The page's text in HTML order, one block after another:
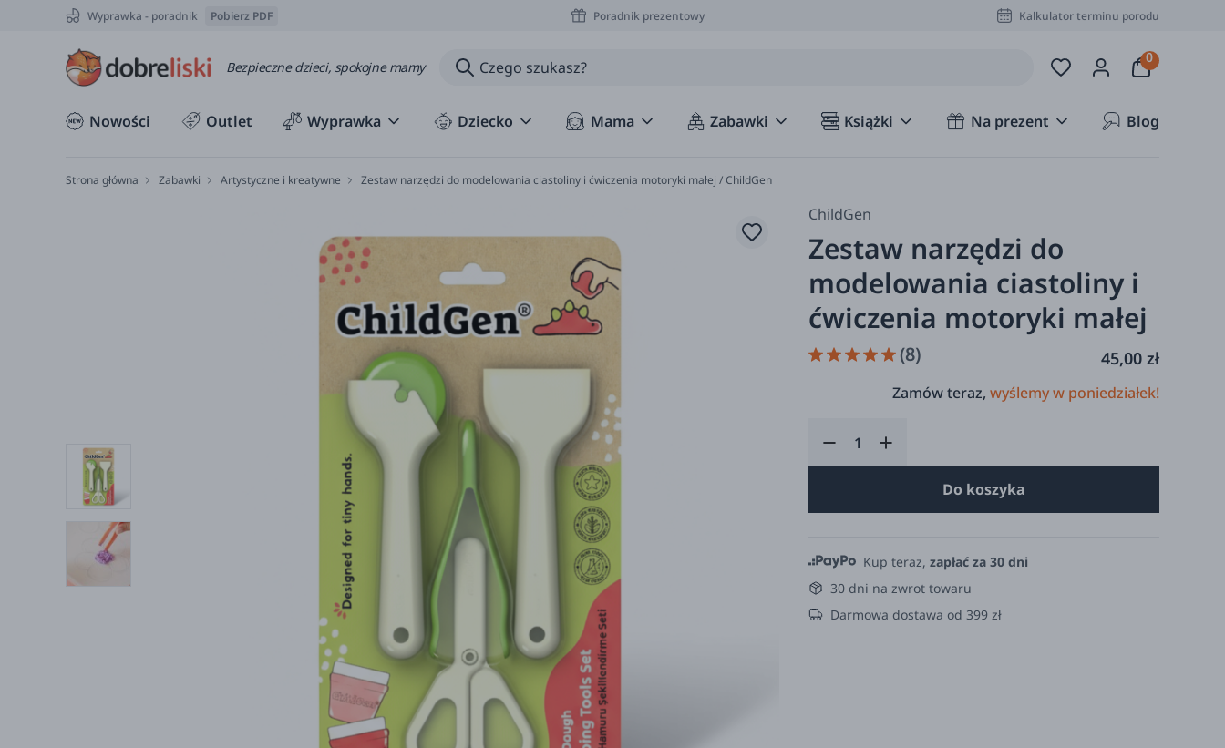
Wyprawka - poradnik Pobierz PDF Poradnik prezentowy Kalkulator terminu porodu
Bezpieczne dzieci, spokojne mamy
Nowości Outlet Wyprawka Dziecko Mama Zabawki Książki Na prezent Blog
Strona główna Zabawki Artystyczne i kreatywne Zestaw narzędzi do modelowania ciastoliny i ćwiczenia motoryki małej / ChildGen
ChildGen
Zestaw narzędzi do
modelowania ciastoliny i
ćwiczenia motoryki małej
(8) 45,00 zł
Zamów teraz, wyślemy w poniedziałek!
Do koszyka
Kup teraz, zapłać za 30 dni
30 dni na zwrot towaru
Darmowa dostawa od 399 zł